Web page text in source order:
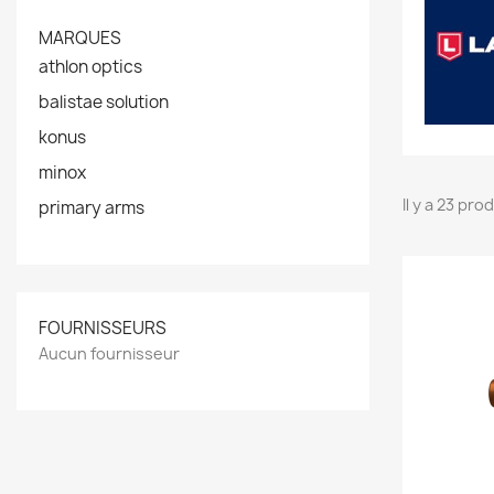
MARQUES
athlon optics
balistae solution
konus
minox
primary arms
FOURNISSEURS
Aucun fournisseur
Il y a 23